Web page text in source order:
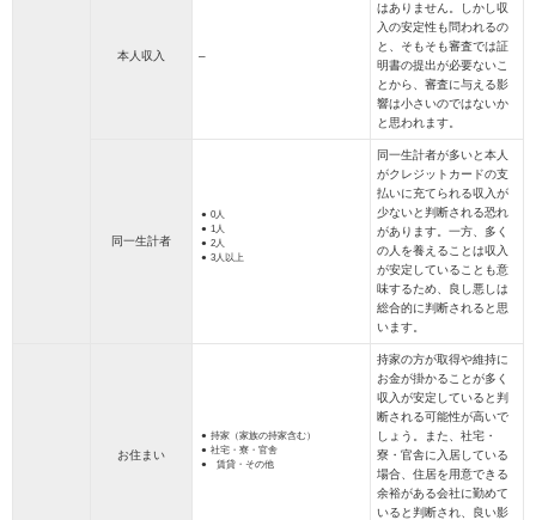
本人収入 –
はありません。しかし収
入の安定性も問われるの
と、そもそも審査では証
明書の提出が必要ないこ
とから、審査に与える影
響は小さいのではないか
と思われます。
同一生計者
0人
1人
2人
3人以上
同一生計者が多いと本人
がクレジットカードの支
払いに充てられる収入が
少ないと判断される恐れ
があります。一方、多く
の人を養えることは収入
が安定していることも意
味するため、良し悪しは
総合的に判断されると思
います。
お住まい
持家（家族の持家含む）
社宅・寮・官舎
賃貸・その他
持家の方が取得や維持に
お金が掛かることが多く
収入が安定していると判
断される可能性が高いで
しょう。また、社宅・
寮・官舎に入居している
場合、住居を用意できる
余裕がある会社に勤めて
いると判断され、良い影